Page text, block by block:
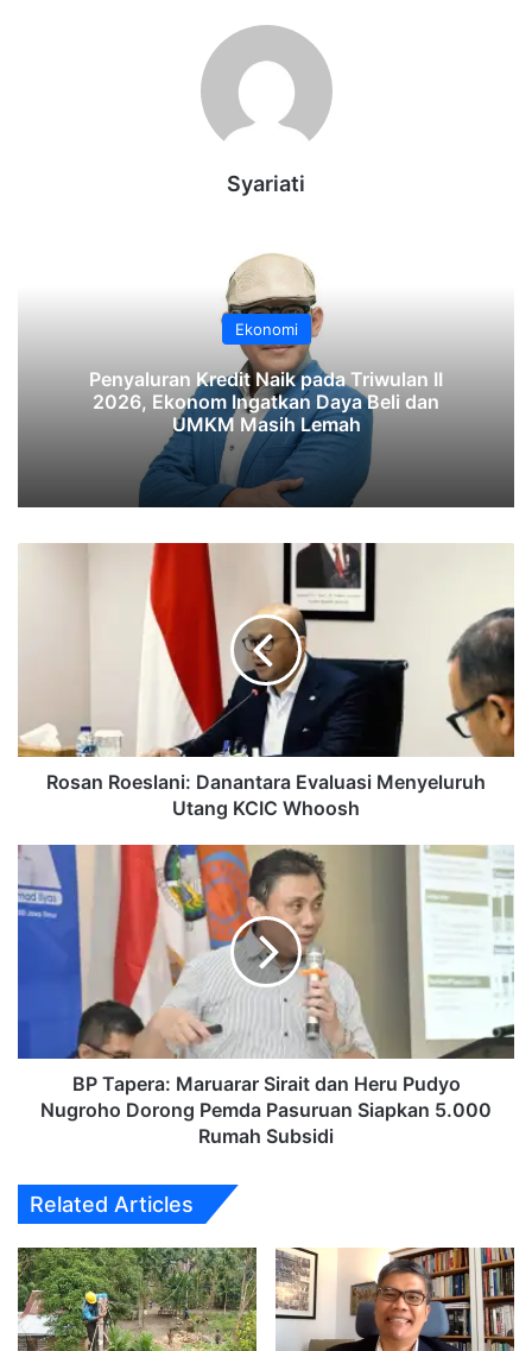
Syariati
Ekonomi
‎Penyaluran Kredit Naik pada Triwulan II
2026, Ekonom Ingatkan Daya Beli dan
UMKM Masih Lemah‎‎
Whoosh
Rosan Roeslani: Danantara Evaluasi Menyeluruh
Utang KCIC Whoosh
BP
Tapera:
Maruarar
Nugroho
Dorong
Pasuruan
Subsidi
BP Tapera: Maruarar Sirait dan Heru Pudyo
Nugroho Dorong Pemda Pasuruan Siapkan 5.000
Rumah Subsidi
Related Articles